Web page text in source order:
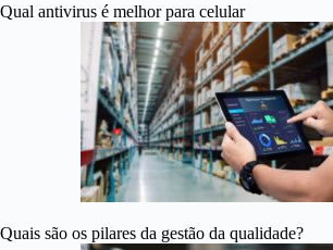
Qual antivirus é melhor para celular
Quais são os pilares da gestão da qualidade?